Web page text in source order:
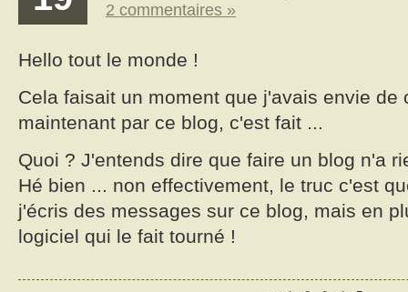
2 commentaires »
Hello tout le monde !
Cela faisait un moment que j'avais envie de
maintenant par ce blog, c'est fait ...
Quoi ? J'entends dire que faire un blog n'a
Hé bien ... non effectivement, le truc c'est
j'écris des messages sur ce blog, mais en
logiciel qui le fait tourné !